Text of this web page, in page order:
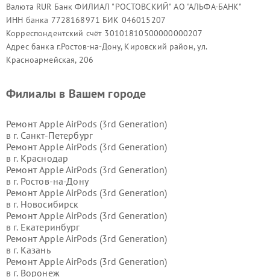
Валюта RUR Банк ФИЛИАЛ "РОСТОВСКИЙ" АО "АЛЬФА-БАНК"
ИНН банка 7728168971 БИК 046015207
Корреспондентский счёт 30101810500000000207
Адрес банка г.Ростов-на-Дону, Кировский район, ул.
Красноармейская, 206
Филиалы в Вашем городе
Ремонт Apple AirPods (3rd Generation)
в г. Санкт-Петербург
Ремонт Apple AirPods (3rd Generation)
в г. Краснодар
Ремонт Apple AirPods (3rd Generation)
в г. Ростов-на-Дону
Ремонт Apple AirPods (3rd Generation)
в г. Новосибирск
Ремонт Apple AirPods (3rd Generation)
в г. Екатеринбург
Ремонт Apple AirPods (3rd Generation)
в г. Казань
Ремонт Apple AirPods (3rd Generation)
в г. Воронеж